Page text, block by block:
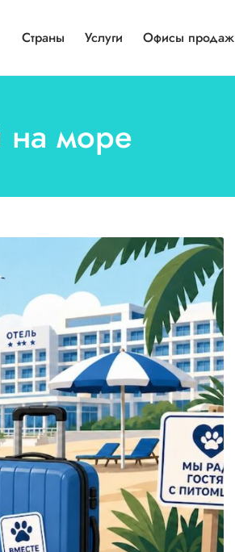
Страны Услуги Офисы продаж
на море